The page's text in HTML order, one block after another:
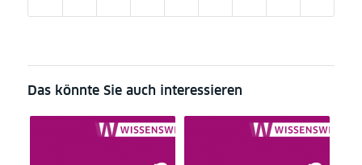
Das könnte Sie auch interessieren